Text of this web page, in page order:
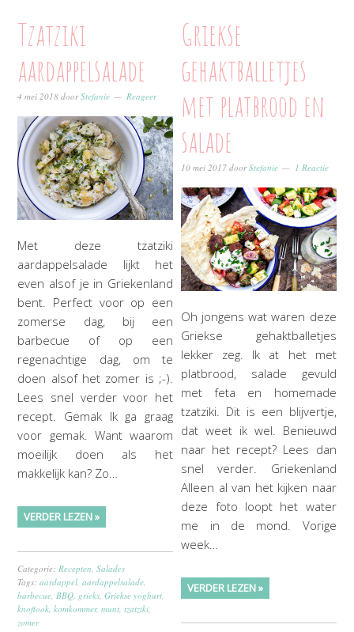
Tzatziki
aardappelsalade
4 mei 2018 doorStefanie Reageer
Met deze tzatziki
aardappelsalade lijkt het
even alsof je in Griekenland
bent. Perfect voor op een
zomerse dag, bij een
barbecue of op een
regenachtige dag, om te
doen alsof het zomer is ;-).
Lees snel verder voor het
recept. Gemak Ik ga graag
voor gemak. Want waarom
moeilijk doen als het
makkelijk kan? Zo…
VERDER LEZEN »
Categorie: Recepten ,Salades
Tags:aardappel ,aardappelsalade
barbecue BBQ grieks ,Griekse yoghurt
knoflook ,komkommer,munt ,tzatziki
zomer
Griekse
gehaktballetjes
met platbrood en
salade
10 mei 2017 doorStefanie 1 Reactie
Oh jongens wat waren deze
Griekse gehaktballetjes
lekker zeg. Ik at het met
platbrood, salade gevuld
met feta en homemade
tzatziki. Dit is een blijvertje,
dat weet ik wel. Benieuwd
naar het recept? Lees dan
snel verder. Griekenland
Alleen al van het kijken naar
deze foto loopt het water
me in de mond. Vorige
week…
VERDER LEZEN »